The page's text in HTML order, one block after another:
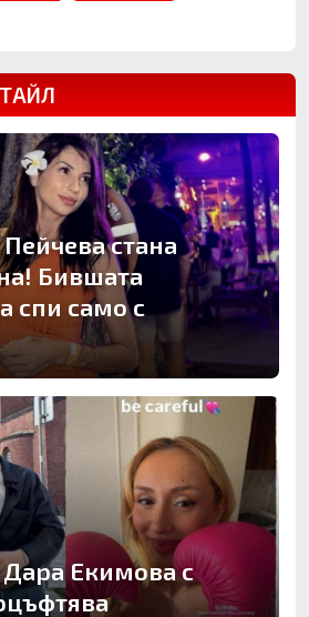
стана
Бившата
спи само с
Екимова с